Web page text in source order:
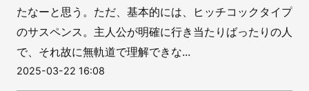
たなーと思う。ただ、基本的には、ヒッチコックタイプ
のサスペンス。主人公が明確に行き当たりばったりの人
で、それ故に無軌道で理解できな...
2025-03-22 16:08